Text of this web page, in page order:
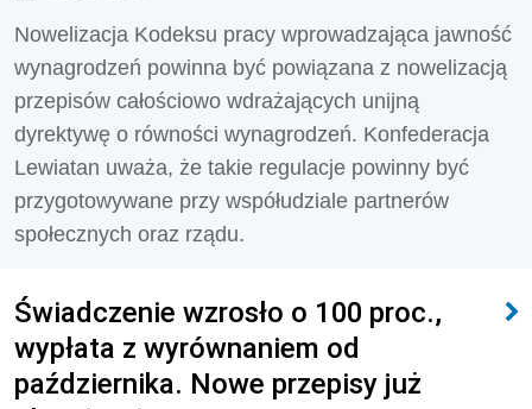
Nowelizacja Kodeksu pracy wprowadzająca jawność
wynagrodzeń powinna być powiązana z nowelizacją
przepisów całościowo wdrażających unijną
dyrektywę o równości wynagrodzeń. Konfederacja
Lewiatan uważa, że takie regulacje powinny być
przygotowywane przy współudziale partnerów
społecznych oraz rządu.
Świadczenie wzrosło o 100 proc.,
wypłata z wyrównaniem od
października. Nowe przepisy już